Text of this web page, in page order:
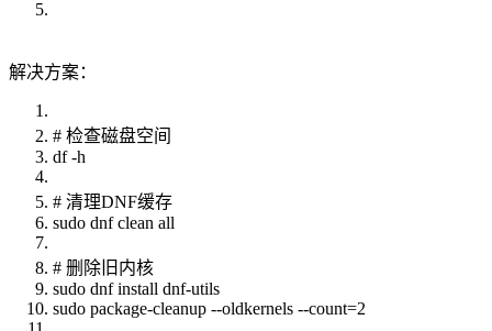
解决方案：
# 检查磁盘空间
df -h
# 清理DNF缓存
sudo dnf clean all
# 删除旧内核
sudo dnf install dnf-utils
sudo package-cleanup --oldkernels --count=2